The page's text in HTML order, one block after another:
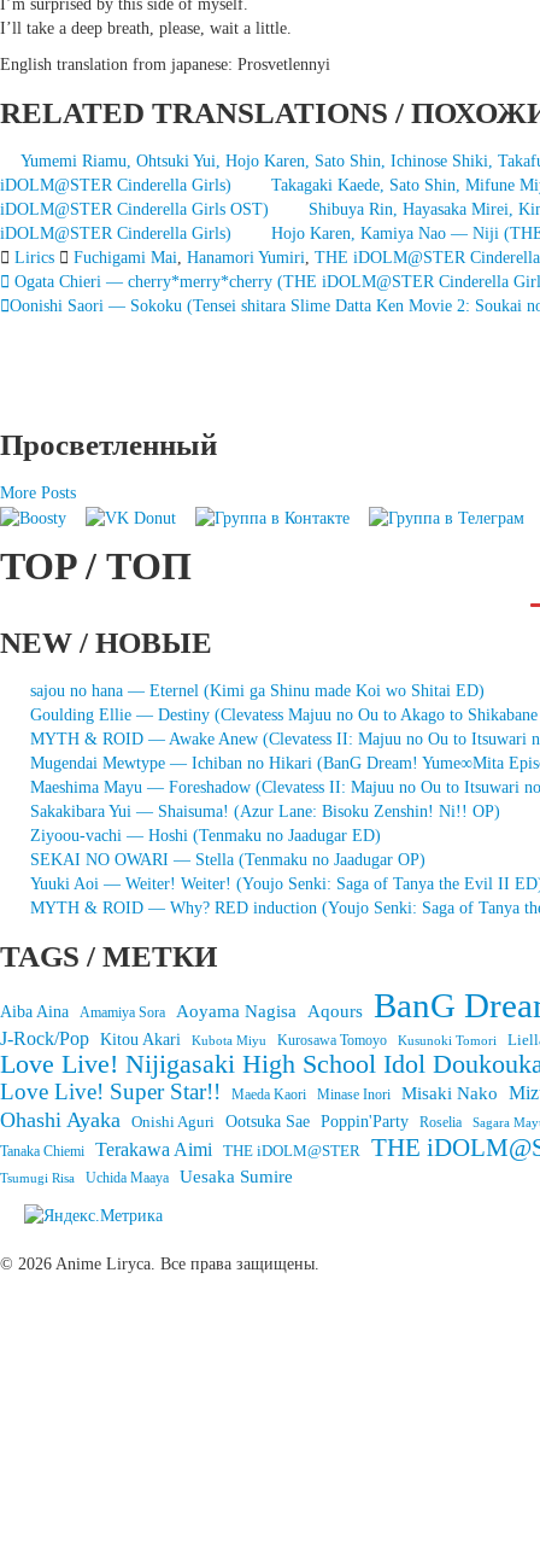
I’m surprised by this side of myself.
I’ll take a deep breath, please, wait a little.
English translation from japanese: Prosvetlennyi
RELATED TRANSLATIONS /
Yumemi Riamu, Ohtsuki Yui, Hojo Karen, Sato Shin, Ichinose Shiki,
iDOLM@STER Cinderella Girls)
Takagaki Kaede, Sato Shin, Mifune
iDOLM@STER Cinderella Girls OST)
Shibuya Rin, Hayasaka Mirei,
iDOLM@STER Cinderella Girls)
Hojo Karen, Kamiya Nao — Niji
Lirics
Fuchigami Mai, Hanamori Yumiri, THE iDOLM@STER
Запись
Ogata Chieri — cherry*merry*cherry (THE iDOLM@STER Cinderella
Oonishi Saori — Sokoku (Tensei shitara Slime Datta Ken Movie 2: Soukai
Просветленный
More Posts
TOP / ТОП
NEW / НОВЫЕ
sajou no hana — Eternel (Kimi ga Shinu made Koi wo Shitai ED)
Goulding Ellie — Destiny (Clevatess Majuu no Ou to Akago to Shikabane
MYTH & ROID — Awake Anew (Clevatess II: Majuu no Ou to Itsuwari
Mugendai Mewtype — Ichiban no Hikari (BanG Dream! Yume∞Mita
Maeshima Mayu — Foreshadow (Clevatess II: Majuu no Ou to Itsuwari no
Sakakibara Yui — Shaisuma! (Azur Lane: Bisoku Zenshin! Ni!! OP)
Ziyoou-vachi — Hoshi (Tenmaku no Jaadugar ED)
SEKAI NO OWARI — Stella (Tenmaku no Jaadugar OP)
Yuuki Aoi — Weiter! Weiter! (Youjo Senki: Saga of Tanya the Evil II
MYTH & ROID — Why? RED induction (Youjo Senki: Saga of Tanya
TAGS / МЕТКИ
Aiba Aina Amamiya Sora Aoyama Nagisa Aqours BanG
J-Rock/Pop Kitou Akari Kubota Miyu Kurosawa Tomoyo Kusunoki Tomori
Love Live! Nijigasaki High School Idol
Love Live! Super Star!! Maeda Kaori Minase Inori Misaki Nako
Ohashi Ayaka Onishi Aguri Ootsuka Sae Poppin'Party Roselia Sagara
Tanaka Chiemi Terakawa Aimi THE iDOLM@STER THE
Tsumugi Risa Uchida Maaya Uesaka Sumire
© 2026 Anime Liryca. Все права защищены.